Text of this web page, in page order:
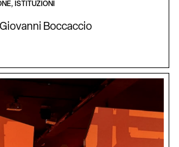
ISTITUZIONI
Boccaccio